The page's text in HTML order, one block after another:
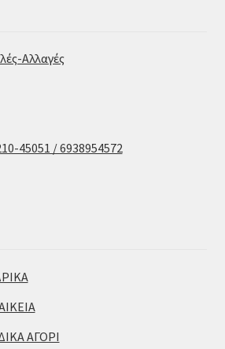
Αλλαγές
45051 / 6938954572
ΑΓΟΡΙ